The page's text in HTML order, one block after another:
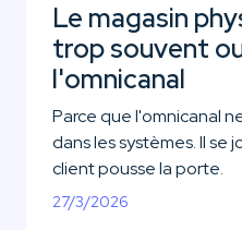
Le magasin
trop souvent
l'omnicanal
Parce que l'omnicanal
dans les systèmes. Il se
client pousse la porte.
27/3/2026